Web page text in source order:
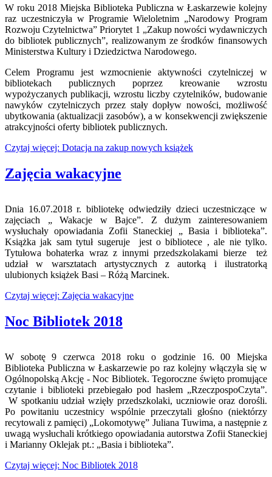
W roku 2018 Miejska Biblioteka Publiczna w Łaskarzewie kolejny
raz uczestniczyła w Programie Wieloletnim „Narodowy Program
Rozwoju Czytelnictwa” Priorytet 1 „Zakup nowości wydawniczych
do bibliotek publicznych”, realizowanym ze środków finansowych
Ministerstwa Kultury i Dziedzictwa Narodowego.
Celem Programu jest wzmocnienie aktywności czytelniczej w
bibliotekach publicznych poprzez kreowanie wzrostu
wypożyczanych publikacji, wzrostu liczby czytelników, budowanie
nawyków czytelniczych przez stały dopływ nowości, możliwość
ubytkowania (aktualizacji zasobów), a w konsekwencji zwiększenie
atrakcyjności oferty bibliotek publicznych.
Czytaj więcej: Dotacja na zakup nowych książek
Zajęcia wakacyjne
Dnia 16.07.2018 r. bibliotekę odwiedziły dzieci uczestniczące w
zajęciach „ Wakacje w Bajce”. Z dużym zainteresowaniem
wysłuchały opowiadania Zofii Staneckiej „ Basia i biblioteka”.
Książka jak sam tytuł sugeruje jest o bibliotece , ale nie tylko.
Tytułowa bohaterka wraz z innymi przedszkolakami bierze też
udział w warsztatach artystycznych z autorką i ilustratorką
ulubionych książek Basi – Różą Marcinek.
Czytaj więcej: Zajęcia wakacyjne
Noc Bibliotek 2018
W sobotę 9 czerwca 2018 roku o godzinie 16. 00 Miejska
Biblioteka Publiczna w Łaskarzewie po raz kolejny włączyła się w
Ogólnopolską Akcję - Noc Bibliotek. Tegoroczne święto promujące
czytanie i biblioteki przebiegało pod hasłem „RzeczpospoCzyta”.
W spotkaniu udział wzięły przedszkolaki, uczniowie oraz dorośli.
Po powitaniu uczestnicy wspólnie przeczytali głośno (niektórzy
recytowali z pamięci) „Lokomotywę” Juliana Tuwima, a następnie z
uwagą wysłuchali krótkiego opowiadania autorstwa Zofii Staneckiej
i Marianny Oklejak pt.: „Basia i biblioteka”.
Czytaj więcej: Noc Bibliotek 2018